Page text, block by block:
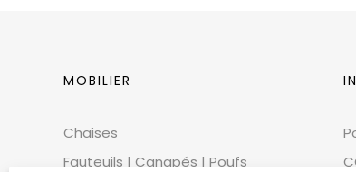
MOBILIER
Chaises
Fauteuils | Canapés | Poufs